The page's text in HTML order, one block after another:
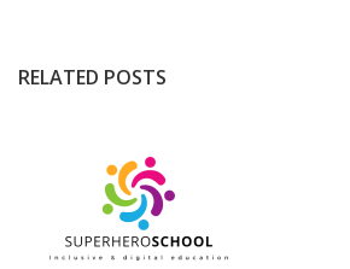
RELATED POSTS